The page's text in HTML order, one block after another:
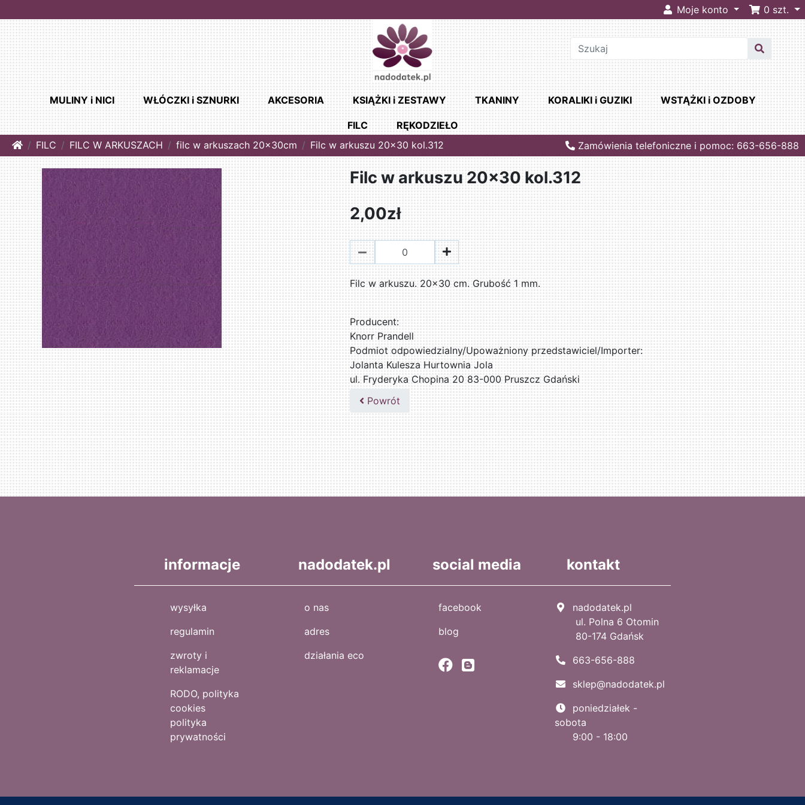
Moje konto 0 szt.
MULINY i NICI WŁÓCZKI i SZNURKI AKCESORIA KSIĄŻKI i ZESTAWY TKANINY KORALIKI i GUZIKI WSTĄŻKI i OZDOBY
FILC
RĘKODZIEŁO
Home
FILC FILC W ARKUSZACH filc w arkuszach 20x30cm Filc w arkuszu 20x30 kol.312 Zamówienia telefoniczne i pomoc: 663-656-888
Filc w arkuszu 20x30 kol.312
2,00zł
Filc w arkuszu. 20x30 cm. Grubość 1 mm.
Producent:
Knorr Prandell
Podmiot odpowiedzialny/Upoważniony przedstawiciel/Importer:
Jolanta Kulesza Hurtownia Jola
ul. Fryderyka Chopina 20 83-000 Pruszcz Gdański
502047435
Powrót
informacje
wysyłka
regulamin
zwroty i
reklamacje
RODO, polityka
cookies
polityka
prywatności
nadodatek.pl
o nas
adres
działania eco
social media
facebook
blog
kontakt
nadodatek.pl
ul. Polna 6 Otomin
80-174 Gdańsk
663-656-888
sklep@nadodatek.pl
poniedziałek -
sobota
9:00 - 18:00